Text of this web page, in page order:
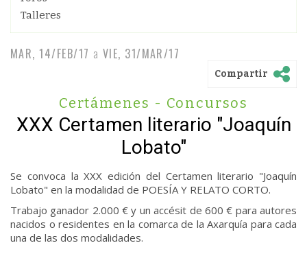
Talleres
MAR, 14/FEB/17 a VIE, 31/MAR/17
Compartir
Certámenes - Concursos
XXX Certamen literario "Joaquín
Lobato"
Se convoca la XXX edición del Certamen literario "Joaquín
Lobato" en la modalidad de POESÍA Y RELATO CORTO.
Trabajo ganador 2.000 € y un accésit de 600 € para autores
nacidos o residentes en la comarca de la Axarquía para cada
una de las dos modalidades.